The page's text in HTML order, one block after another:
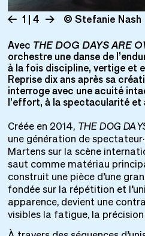
1 | 4 © Stefanie Nash
Avec THE DOG DAYS ARE
orchestre une danse de
à la fois discipline, vertige et
Reprise dix ans après sa
interroge avec une acuité
l’effort, à la spectacularité
Créée en 2014, THE DOG
une génération de
Martens sur la scène
saut comme matériau
construit une pièce d’une
fondée sur la répétition et
apparence, devient une
visibles la fatigue, la